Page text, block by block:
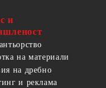
и
на материали
на дребно
и реклама